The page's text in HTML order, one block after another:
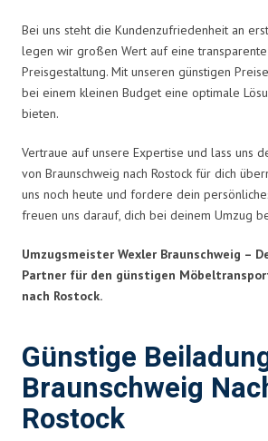
Bei uns steht die Kundenzufriedenheit an
legen wir großen Wert auf eine
Preisgestaltung. Mit unseren günstigen
bei einem kleinen Budget eine optimale
bieten.
Vertraue auf unsere Expertise und lass uns
von Braunschweig nach Rostock für dich
uns noch heute und fordere dein
freuen uns darauf, dich bei deinem Umzug
Umzugsmeister Wexler Braunschweig –
Partner für den günstigen
nach Rostock.
Günstige
Braunschweig
Rostock